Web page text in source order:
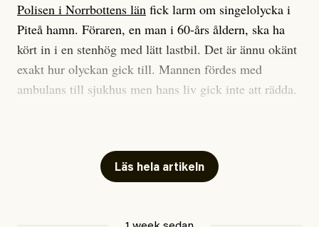
#23/2026Intervjun
Jesper Lundby: ”Livet i sig
är ganska politiskt”
Polisen i Norrbottens län fick larm om singelolycka i
Piteå hamn. Föraren, en man i 60-års åldern, ska ha
kört in i en stenhög med lätt lastbil. Det är ännu okänt
exakt hur olyckan gick till. Mannen fördes med
ambulans till sjukhus men hans liv gick inte att rädda.
platsen, säger Elis Brännström, RLC-befäl på polisens
ledningscentral tillsvt Norrbotten.
Läs hela artikeln